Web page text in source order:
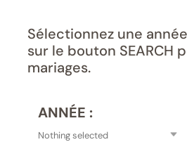
Sélectionnez une
sur le bouton SEARCH
mariages.
ANNÉE :
Nothing selected